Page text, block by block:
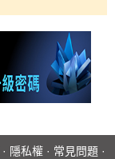
· 隱私權 · 常見問題 ·